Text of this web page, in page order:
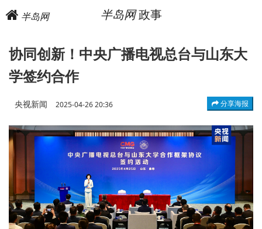
半岛网 半岛网政事
协同创新！中央广播电视总台与山东大
学签约合作
央视新闻 2025-04-26 20:36 分享海报